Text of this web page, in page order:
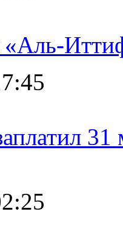
«Аль-